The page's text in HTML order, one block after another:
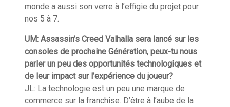
monde a aussi son verre à l’effigie du projet pour
nos 5 à 7.
UM: Assassin’s Creed Valhalla sera lancé sur les
consoles de prochaine Génération, peux-tu nous
parler un peu des opportunités technologiques et
de leur impact sur l’expérience du joueur?
JL: La technologie est un peu une marque de
commerce sur la franchise. D’être à l’aube de la